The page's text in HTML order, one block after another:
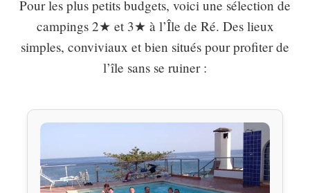
Pour les plus petits budgets, voici une sélection de
campings 2★ et 3★ à l’Île de Ré. Des lieux
simples, conviviaux et bien situés pour profiter de
l’île sans se ruiner :